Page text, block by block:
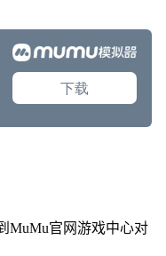
MuMu官网游戏中心对